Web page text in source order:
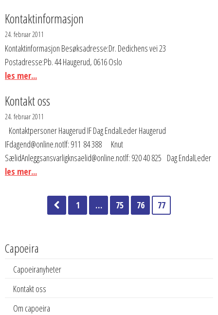
Kontaktinformasjon
24. februar 2011
Kontaktinformasjon Besøksadresse:Dr. Dedichens vei 23
Postadresse:Pb. 44 Haugerud, 0616 Oslo
les mer...
Kontakt oss
24. februar 2011
Kontaktpersoner Haugerud IF Dag EndalLeder Haugerud
IFdagend@online.notlf: 911 84 388 Knut
SælidAnleggsansvarligknsaelid@online.notlf: 920 40 825 Dag EndalLeder
les mer...
1 … 75 76 77
Capoeira
Capoeiranyheter
Kontakt oss
Om capoeira